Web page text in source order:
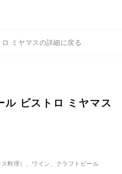
ミヤマスの詳細に戻る
ル ビストロ ミヤマス
料理）、ワイン、クラフトビール